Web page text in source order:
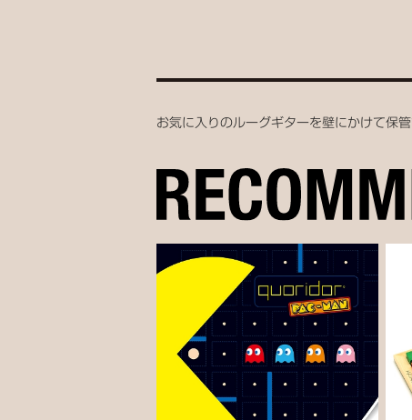
お気に入りのルーグギターを壁にかけて保